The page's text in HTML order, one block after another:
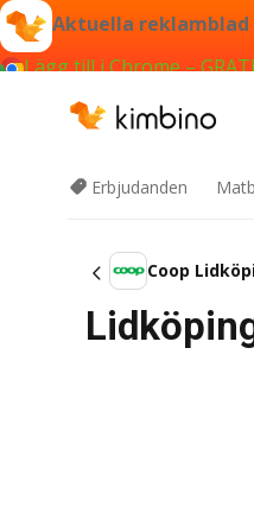
Aktuella
Lägg till i Chrome –
Erbjudanden
Coop